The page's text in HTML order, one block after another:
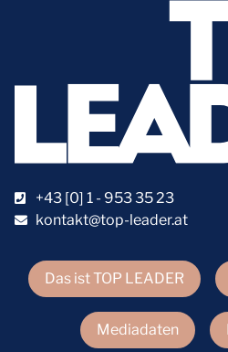
Das ist TOP LEADER
Mediadaten
+43 [0] 1 - 953 35 23
kontakt@top-leader.at